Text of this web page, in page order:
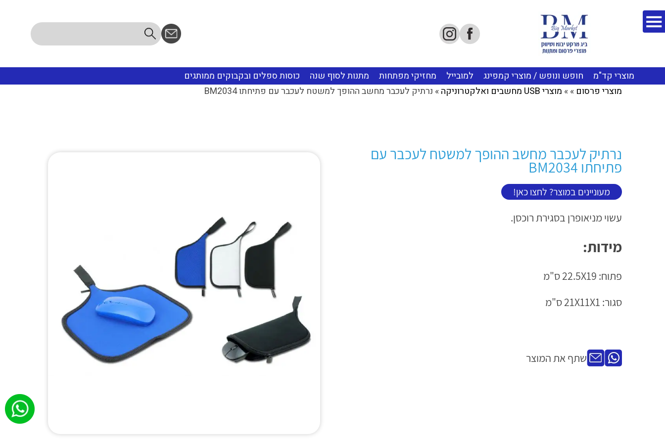
מוצרי קד"מ חופש ונופש / מוצרי קמפינג למובייל מחזיקי מפתחות מתנות לסוף שנה כוסות ספלים ובקבוקים ממותגיםמתנות שמפרסמות אותך
השאירו פרטים ונחזור אליכם בהקדם מוצרי פרסום »
» מוצרי USB מחשבים ואלקטרוניקה » נרתיק לעכבר מחשב ההופך למשטח לעכבר עם פתיחתו BM2034
נרתיק לעכבר מחשב ההופך למשטח לעכבר עם
פתיחתו BM2034
מעוניינים במוצר? לחצו כאן!
עשוי מניאופרן בסגירת רוכסן.
מידות:
פתוח: 22.5X19 ס"מ
סגור: 21X11X1 ס"מ
שתף את המוצר